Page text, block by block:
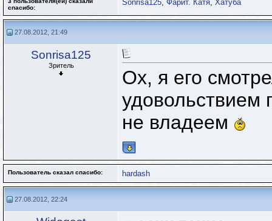
cпасибо:
Sonrisa125, Фарит. Катя, Хатуба
27.08.2012, 21:49
Sonrisa125
Зритель
Ох, я его
не владеем
Пользователь сказал cпасибо: hardash
27.08.2012, 22:24